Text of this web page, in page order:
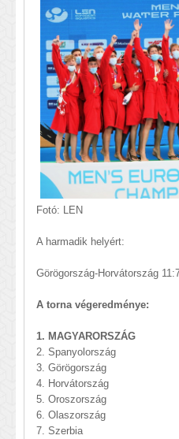
Fotó: LEN
A harmadik helyért:
Görögország-Horvátország
A torna végeredménye:
1. MAGYARORSZÁG
2. Spanyolország
3. Görögország
4. Horvátország
5. Oroszország
6. Olaszország
7. Szerbia